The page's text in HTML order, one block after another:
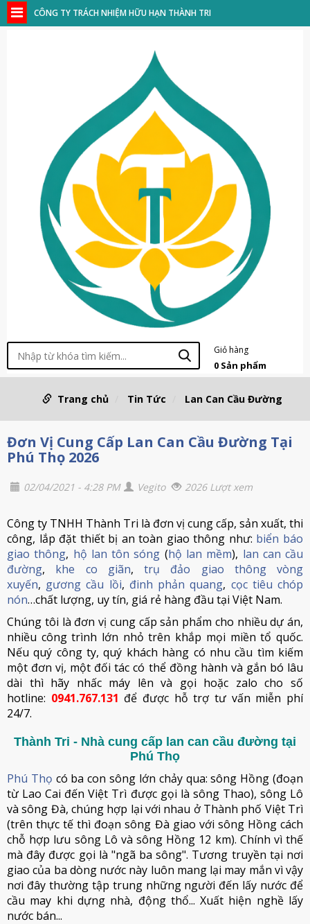
CÔNG TY TRÁCH NHIỆM HỮU HẠN THÀNH TRI
Giỏ hàng
0 Sản phẩm
Trang chủ Tin Tức Lan Can Cầu Đường
Đơn Vị Cung Cấp Lan Can Cầu Đường Tại
Phú Thọ 2026
02/04/2021 - 4:28 PM Vegito 2026 Lượt xem
Công ty TNHH Thành Tri là đơn vị cung cấp, sản xuất, thi
công, lắp đặt thiết bị an toàn giao thông như: biển báo
giao thông, hộ lan tôn sóng (hộ lan mềm), lan can cầu
đường, khe co giãn, trụ đảo giao thông vòng
xuyến, gương cầu lồi, đinh phản quang, cọc tiêu chóp
nón…chất lượng, uy tín, giá rẻ hàng đầu tại Việt Nam.
Chúng tôi là đơn vị cung cấp sản phẩm cho nhiều dự án,
nhiều công trình lớn nhỏ trên khắp mọi miền tổ quốc.
Nếu quý công ty, quý khách hàng có nhu cầu tìm kiếm
một đơn vị, một đối tác có thể đồng hành và gắn bó lâu
dài thì hãy nhấc máy lên và gọi hoặc zalo cho số
hotline: 0941.767.131 để được hỗ trợ tư vấn miễn phí
24/7.
Thành Tri - Nhà cung cấp lan can cầu đường tại
Phú Thọ
Phú Thọ có ba con sông lớn chảy qua: sông Hồng (đoạn
từ Lao Cai đến Việt Trì được gọi là sông Thao), sông Lô
và sông Đà, chúng hợp lại với nhau ở Thành phố Việt Trì
(trên thực tế thì đoạn sông Đà giao với sông Hồng cách
chỗ hợp lưu sông Lô và sông Hồng 12 km). Chính vì thế
mà đây được gọi là "ngã ba sông". Tương truyền tại nơi
giao của ba dòng nước này luôn mang lại may mắn vì vậy
nơi đây thường tập trung những người đến lấy nước để
cầu may khi dựng nhà, động thổ... Xuất hiện nghề lấy
nước bán...